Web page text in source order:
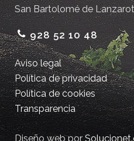
San Bartolomé de
928 52 10 48
Aviso legal
Política de privacidad
Política de cookies
Transparencia
Diseño web por